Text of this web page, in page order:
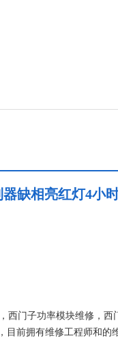
缺相亮红灯4小
西门子功率模块维修，
目前拥有维修工程师和